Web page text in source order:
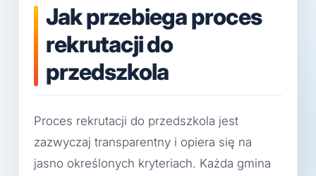
Jak przebiega proces
rekrutacji do
przedszkola
Proces rekrutacji do przedszkola jest
zazwyczaj transparentny i opiera się na
jasno określonych kryteriach. Każda gmina